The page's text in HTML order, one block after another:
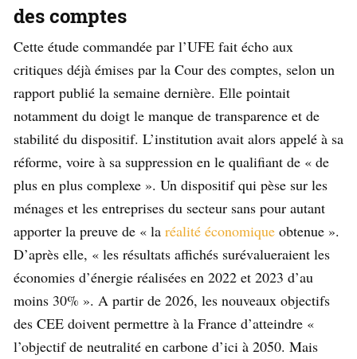
des comptes
Cette étude commandée par l’UFE fait écho aux
critiques déjà émises par la Cour des comptes, selon un
rapport publié la semaine dernière. Elle pointait
notamment du doigt le manque de transparence et de
stabilité du dispositif. L’institution avait alors appelé à sa
réforme, voire à sa suppression en le qualifiant de « de
plus en plus complexe ». Un dispositif qui pèse sur les
ménages et les entreprises du secteur sans pour autant
apporter la preuve de « la réalité économique obtenue ».
D’après elle, « les résultats affichés surévalueraient les
économies d’énergie réalisées en 2022 et 2023 d’au
moins 30% ». A partir de 2026, les nouveaux objectifs
des CEE doivent permettre à la France d’atteindre «
l’objectif de neutralité en carbone d’ici à 2050. Mais